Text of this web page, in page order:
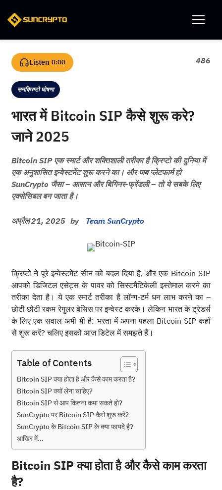
content
Listen 0:00 486
Categories
सनक्रिप्टो घोषणा
भारत में Bitcoin SIP कैसे शुरू करे?
जाने 2025
Bitcoin SIP एक स्मार्ट और शक्तिशाली तरीका है क्रिप्टो की दुनिया में
एक अनुशासित इन्वेस्टमेंट शुरू करने का। और जब प्लेटफार्म हो
SunCrypto जैसा – आसान और बिगिनर-फ्रेंडली – तो ये सबके लिए
एक्सेसिबल बन जाता है।
अप्रैल 21, 2025 by Team SunCrypto
क्रिप्टो ने पूरे इन्वेस्टमेंट सीन को बदल दिया है, और एक Bitcoin SIP
आपको डिजिटल एसेट्स के पावर को सिस्टमैटिकेली इस्तेमाल करने का
तरीका देता है। ये एक स्मार्ट तरीका है लॉन्ग-टर्म धन लाभ करने का –
छोटी छोटी रकम रेगुलर बेसिस पर इन्वेस्ट करके। लेकिन भारत के ट्रेडर्स
के लिए एक सवाल अभी भी है: भरता में अपना पहला Bitcoin SIP कहाँ
से शुरू करें? चलिए इसको आज डिटेल में समझते हैं।
Table of Contents
Bitcoin SIP क्या होता है और कैसे काम करता है?
Bitcoin SIP क्यों लेना चाहिए?
Bitcoin SIP से आप कितना कमा सकते हो?
SunCrypto पर Bitcoin SIP कैसे शुरू करें?
SunCrypto के Bitcoin SIP के क्या फायदे है?
आखिर में…
Bitcoin SIP क्या होता है और कैसे काम करता
है?